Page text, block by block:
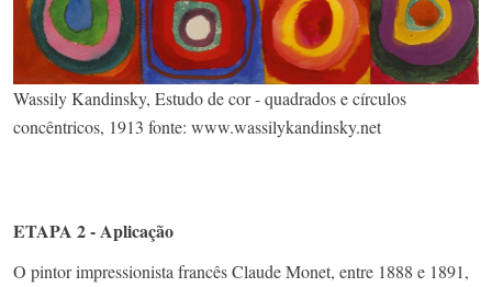
Wassily Kandinsky, Estudo de cor - quadrados e círculos
concêntricos, 1913 fonte: www.wassilykandinsky.net
ETAPA 2 - Aplicação
O pintor impressionista francês Claude Monet, entre 1888 e 1891,